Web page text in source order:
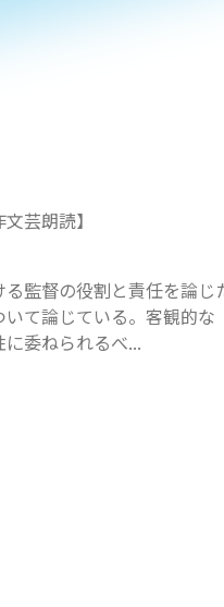
芸朗読】
監督の役割と責任を論
いて論じている。客観的
に委ねられるべ...